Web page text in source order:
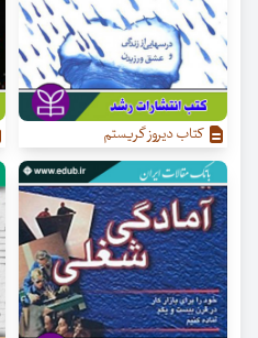
کتاب دیروز گریستم